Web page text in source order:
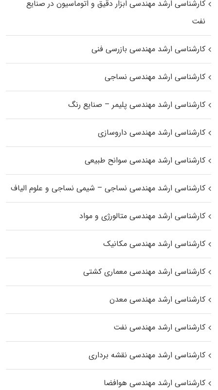
کارشناسی ارشد مهندسی ابزار دقیق و اتوماسیون در صنایع
نفت
کارشناسی ارشد مهندسی بازرسی فنی
کارشناسی ارشد مهندسی نساجی
کارشناسی ارشد مهندسی پلیمر – صنایع رنگ
کارشناسی ارشد مهندسی داروسازی
کارشناسی ارشد مهندسی سوانح طبیعی
کارشناسی ارشد مهندسی نساجی – شیمی نساجی و علوم الیاف
کارشناسی ارشد مهندسی متالورژی و مواد
کارشناسی ارشد مهندسی مکانیک
کارشناسی ارشد مهندسی معماری کشتی
کارشناسی ارشد مهندسی معدن
کارشناسی ارشد مهندسی نفت
کارشناسی ارشد مهندسی نقشه برداری
کارشناسی ارشد مهندسی هوافضا